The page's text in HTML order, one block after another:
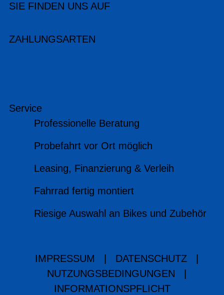
SIE FINDEN UNS AUF
ZAHLUNGSARTEN
Service
Professionelle Beratung
Probefahrt vor Ort möglich
Leasing, Finanzierung & Verleih
Fahrrad fertig montiert
Riesige Auswahl an Bikes und Zubehör
IMPRESSUM DATENSCHUTZ
NUTZUNGSBEDINGUNGEN
INFORMATIONSPFLICHT